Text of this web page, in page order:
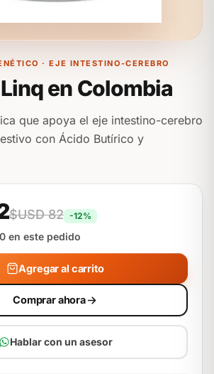
· EJE INTESTINO-CEREBRO
en Colombia
que apoya el eje intestino-cerebro
con Ácido Butírico y
$USD 82 -12%
en este pedido
Agregar al carrito
Comprar ahora
Hablar con un asesor